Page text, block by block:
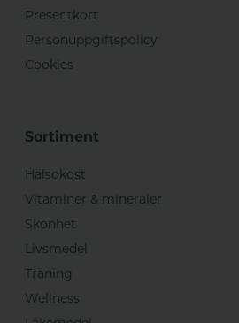
Presentkort
Personuppgiftspolicy
Cookies
Sortiment
Hälsokost
Vitaminer & mineraler
Skönhet
Livsmedel
Träning
Wellness